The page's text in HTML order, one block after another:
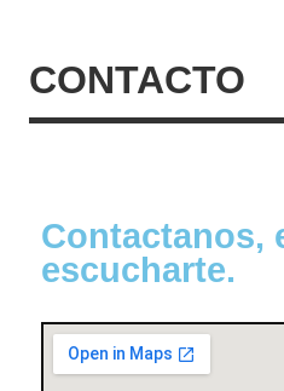
CONTACTO
Contactanos,
escucharte.